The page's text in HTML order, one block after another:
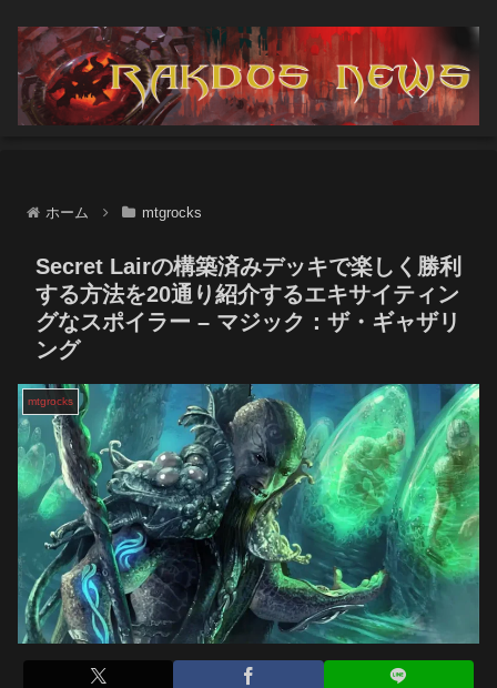
ホーム mtgrocks
Secret Lairの構築済みデッキで楽しく勝利
する方法を20通り紹介するエキサイティン
グなスポイラー – マジック：ザ・ギャザリ
ング
mtgrocks